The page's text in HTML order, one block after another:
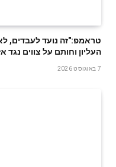
טראמפ:"זה נועד לעבדים,
העליון וחותם על צווים נגד
7 באוגוסט 2026